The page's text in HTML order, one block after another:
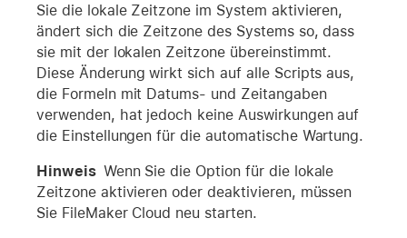
Sie die lokale Zeitzone im System aktivieren,
ändert sich die Zeitzone des Systems so, dass
sie mit der lokalen Zeitzone übereinstimmt.
Diese Änderung wirkt sich auf alle Scripts aus,
die Formeln mit Datums- und Zeitangaben
verwenden, hat jedoch keine Auswirkungen auf
die Einstellungen für die automatische Wartung.
Hinweis Wenn Sie die Option für die lokale
Zeitzone aktivieren oder deaktivieren, müssen
Sie FileMaker Cloud neu starten.